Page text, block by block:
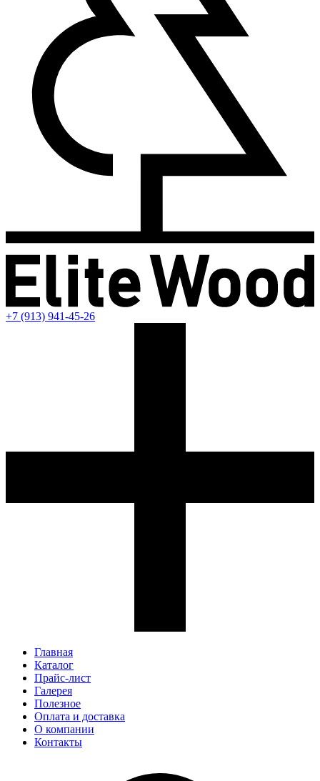
+7 (913) 941-45-26
Главная
Каталог
Прайс-лист
Галерея
Полезное
Оплата и доставка
О компании
Контакты